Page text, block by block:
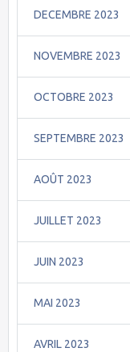
DECEMBRE 2023
NOVEMBRE 2023
OCTOBRE 2023
SEPTEMBRE 2023
AOÛT 2023
JUILLET 2023
JUIN 2023
MAI 2023
AVRIL 2023